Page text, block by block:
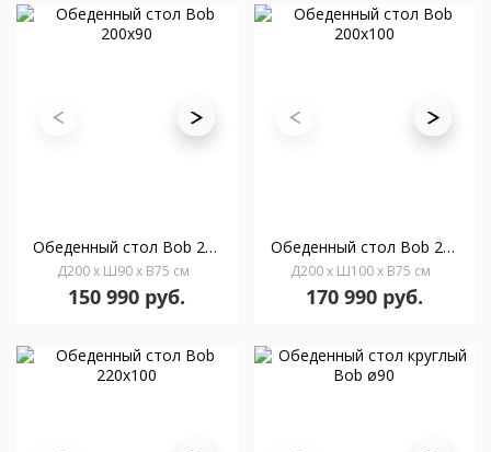
Oбеденный стол Bob 200x90
Д200 x Ш90 x В75 см
150 990 руб.
Oбеденный стол Bob 200x100
Д200 x Ш100 x В75 см
170 990 руб.